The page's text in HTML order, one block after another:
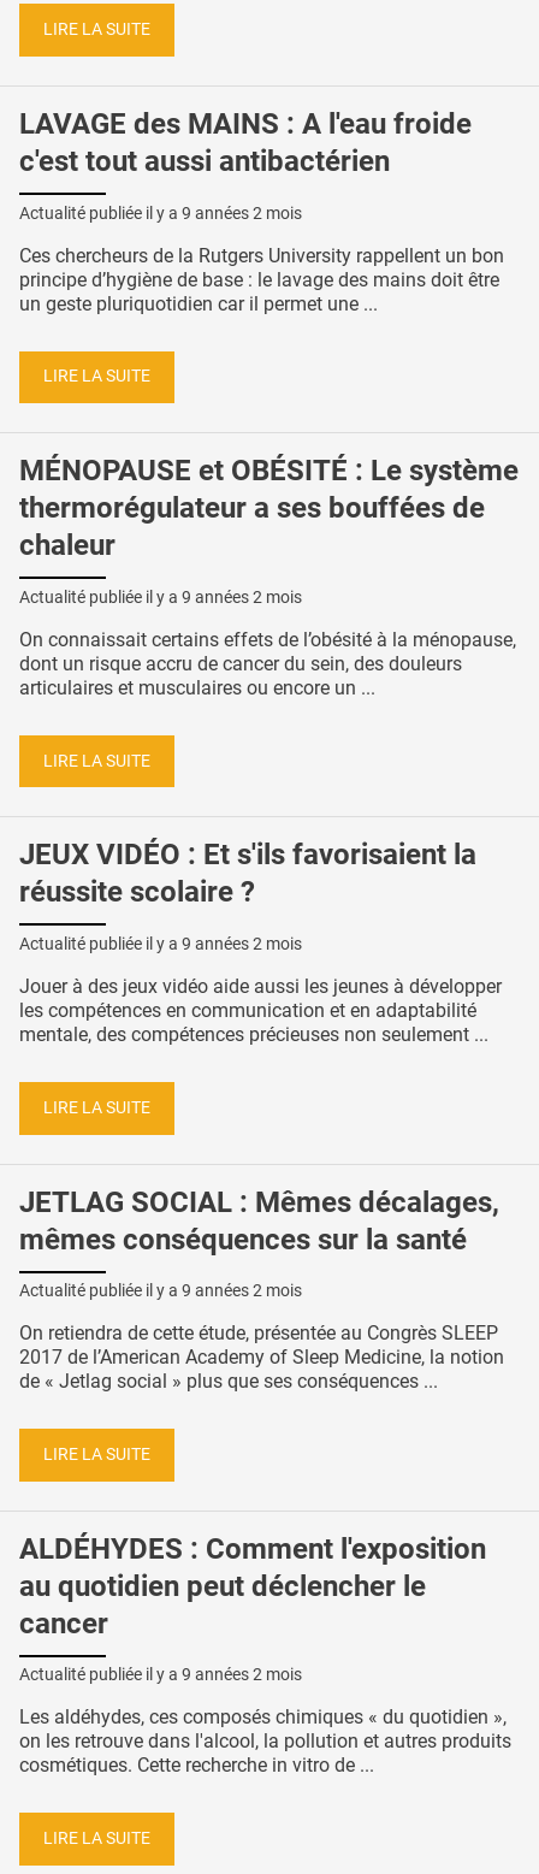
LIRE LA SUITE
LAVAGE des MAINS : A l'eau froide
c'est tout aussi antibactérien
Actualité publiée il y a 9 années 2 mois
Ces chercheurs de la Rutgers University rappellent un bon
principe d’hygiène de base : le lavage des mains doit être
un geste pluriquotidien car il permet une ...
LIRE LA SUITE
MÉNOPAUSE et OBÉSITÉ : Le système
thermorégulateur a ses bouffées de
chaleur
Actualité publiée il y a 9 années 2 mois
On connaissait certains effets de l’obésité à la ménopause,
dont un risque accru de cancer du sein, des douleurs
articulaires et musculaires ou encore un ...
LIRE LA SUITE
JEUX VIDÉO : Et s'ils favorisaient la
réussite scolaire ?
Actualité publiée il y a 9 années 2 mois
Jouer à des jeux vidéo aide aussi les jeunes à développer
les compétences en communication et en adaptabilité
mentale, des compétences précieuses non seulement ...
LIRE LA SUITE
JETLAG SOCIAL : Mêmes décalages,
mêmes conséquences sur la santé
Actualité publiée il y a 9 années 2 mois
On retiendra de cette étude, présentée au Congrès SLEEP
2017 de l’American Academy of Sleep Medicine, la notion
de « Jetlag social » plus que ses conséquences ...
LIRE LA SUITE
ALDÉHYDES : Comment l'exposition
au quotidien peut déclencher le
cancer
Actualité publiée il y a 9 années 2 mois
Les aldéhydes, ces composés chimiques « du quotidien »,
on les retrouve dans l'alcool, la pollution et autres produits
cosmétiques. Cette recherche in vitro de ...
LIRE LA SUITE